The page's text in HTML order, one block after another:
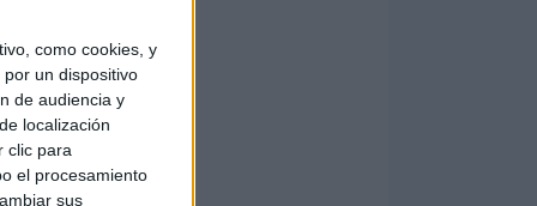
como cookies, y
un dispositivo
de audiencia y
localización
clic para
el procesamiento
sus